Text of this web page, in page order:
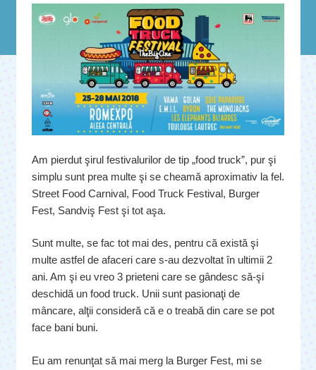
Am pierdut şirul festivalurilor de tip „food truck”, pur şi
simplu sunt prea multe şi se cheamă aproximativ la fel.
Street Food Carnival, Food Truck Festival, Burger
Fest, Sandviş Fest şi tot aşa.
Sunt multe, se fac tot mai des, pentru că există şi
multe astfel de afaceri care s-au dezvoltat în ultimii 2
ani. Am şi eu vreo 3 prieteni care se gândesc să-şi
deschidă un food truck. Unii sunt pasionaţi de
mâncare, alţii consideră că e o treabă din care se pot
face bani buni.
Eu am renunţat să mai merg la Burger Fest, mi se